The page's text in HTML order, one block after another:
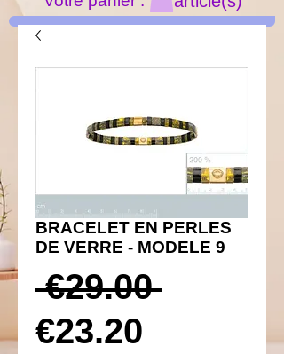
BRACELET EN PERLES
DE VERRE - MODELE 9
€29.00 Prix
€23.20